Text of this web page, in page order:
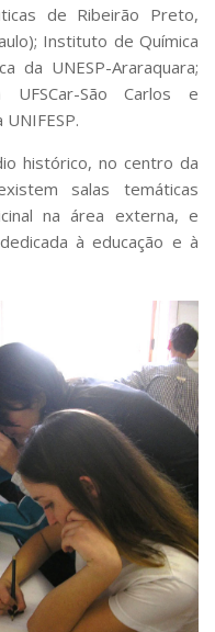
de Ribeirão Preto,
Instituto de Química
da UNESP-Araraquara;
São Carlos e
histórico, no centro da
salas temáticas
na área externa, e
à educação e à